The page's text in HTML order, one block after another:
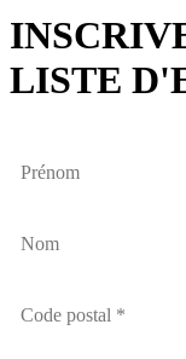
LISTE